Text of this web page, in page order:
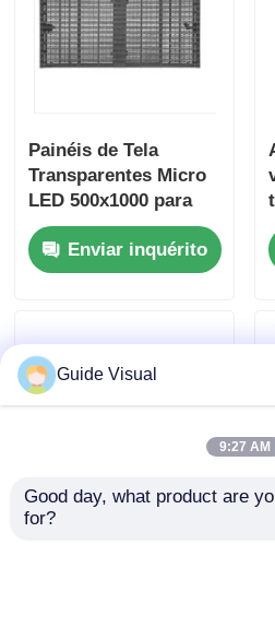
Painéis de Tela
Transparentes Micro
LED 500x1000 para
Aluguel com Trava
Rápida e
Personalizados
Enviar inquérito
Guide Visual
9:27 AM
Good day, what product are
for?